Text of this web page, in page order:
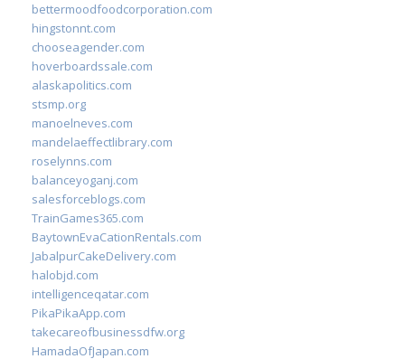
bettermoodfoodcorporation.com
hingstonnt.com
chooseagender.com
hoverboardssale.com
alaskapolitics.com
stsmp.org
manoelneves.com
mandelaeffectlibrary.com
roselynns.com
balanceyoganj.com
salesforceblogs.com
TrainGames365.com
BaytownEvaCationRentals.com
JabalpurCakeDelivery.com
halobjd.com
intelligenceqatar.com
PikaPikaApp.com
takecareofbusinessdfw.org
HamadaOfJapan.com